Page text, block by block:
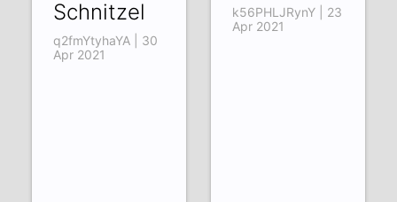
Schnitzel
q2fmYtyhaYA | 30
Apr 2021
k56PHLJRynY | 23
Apr 2021